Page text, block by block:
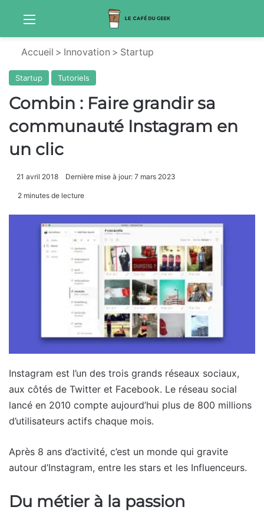
Accueil > Innovation > Startup
Startup Tutoriels
Combin : Faire grandir sa
communauté Instagram en
un clic
21 avril 2018 Dernière mise à jour: 7 mars 2023
2 minutes de lecture
Instagram est l’un des trois grands réseaux sociaux,
aux côtés de Twitter et Facebook. Le réseau social
lancé en 2010 compte aujourd’hui plus de 800 millions
d’utilisateurs actifs chaque mois.
Après 8 ans d’activité, c’est un monde qui gravite
autour d’Instagram, entre les stars et les Influenceurs.
Du métier à la passion